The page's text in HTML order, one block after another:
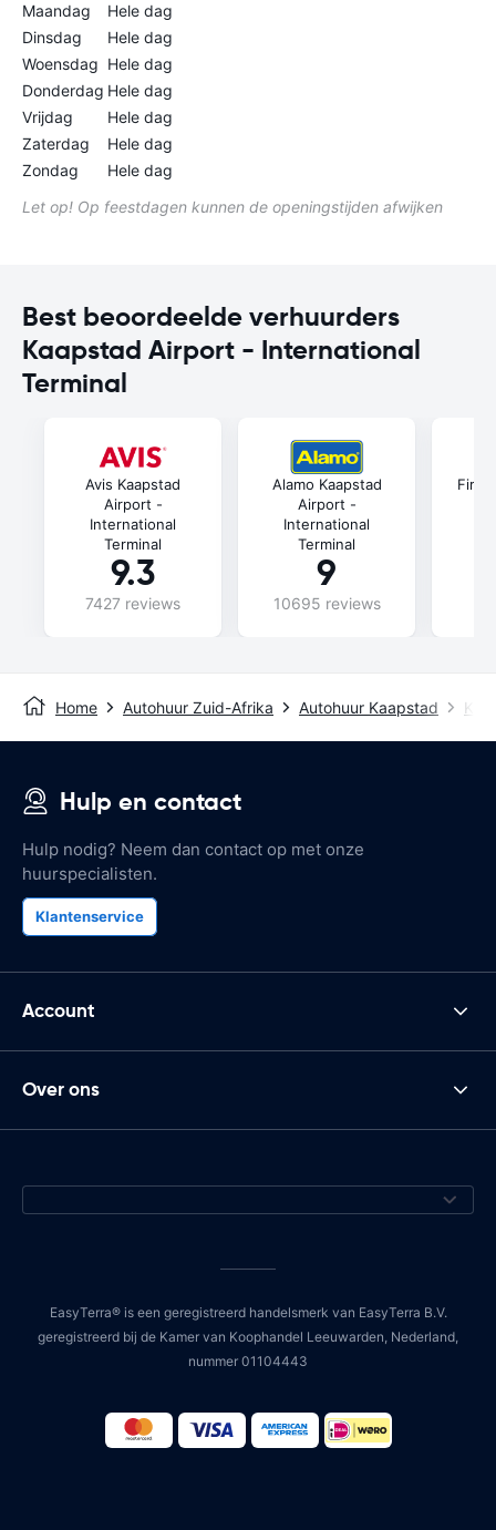
Maandag
Hele dag
Dinsdag
Hele dag
Woensdag Hele dag
Donderdag Hele dag
Vrijdag
Hele dag
Zaterdag
Hele dag
Zondag
Hele dag
Let op! Op feestdagen kunnen de openingstijden afwijken
Best beoordeelde verhuurders
Kaapstad Airport - International
Terminal
Avis Kaapstad
Airport -
International
Terminal
9.3
7427 reviews
Alamo Kaapstad
Airport -
International
Terminal
9
10695 reviews
First
Home Autohuur Zuid-Afrika Autohuur Kaapstad
Hulp en contact
Hulp nodig? Neem dan contact op met onze
huurspecialisten.
Klantenservice
Account
Over ons
EasyTerra® is een geregistreerd handelsmerk van EasyTerra B.V.
geregistreerd bij de Kamer van Koophandel Leeuwarden, Nederland,
nummer 01104443